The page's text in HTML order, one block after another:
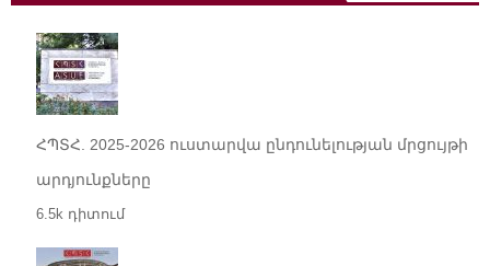
ՀՊՏՀ. 2025-2026 ուստարվա ընդունելության մրցույթի
արդյունքները
6.5k դիտում